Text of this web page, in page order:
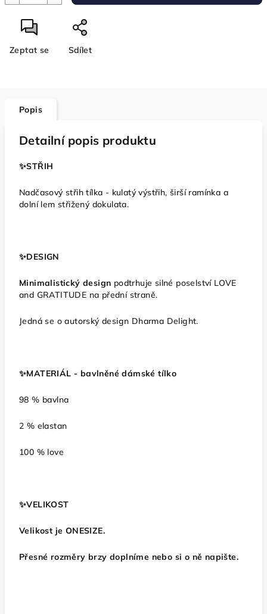
Zeptat se Sdílet
Popis
Detailní popis produktu
✨️STŘIH
Nadčasový střih tílka - kulatý výstřih, širší ramínka a
dolní lem střižený dokulata.
✨️DESIGN
Minimalistický design podtrhuje silné poselství LOVE
and GRATITUDE na přední straně.
Jedná se o autorský design Dharma Delight.
✨️MATERIÁL - bavlněné dámské tílko
98 % bavlna
2 % elastan
100 % love
✨️VELIKOST
Velikost je ONESIZE.
Přesné rozměry brzy doplníme nebo si o ně napište.